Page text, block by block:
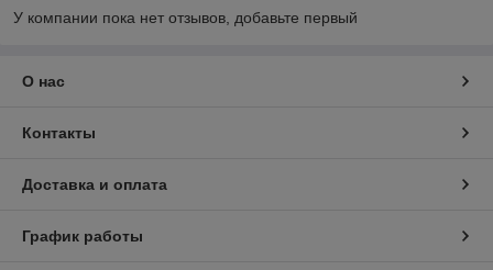
У компании пока нет отзывов, добавьте первый
О нас
Контакты
Доставка и оплата
График работы